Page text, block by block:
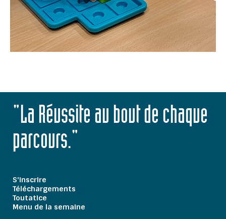
"La Réussite au bout de chaque
parcours."
S'inscrire
Téléchargements
Toutatice
Menu de la semaine